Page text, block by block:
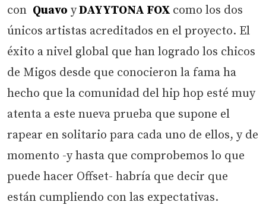
con Quavo yDAYYTONA FOX como los dos
únicos artistas acreditados en el proyecto. El
éxito a nivel global que han logrado los chicos
de Migos desde que conocieron la fama ha
hecho que la comunidad del hip hop esté muy
atenta a este nueva prueba que supone el
rapear en solitario para cada uno de ellos, y de
momento -y hasta que comprobemos lo que
puede hacer Offset- habría que decir que
están cumpliendo con las expectativas.